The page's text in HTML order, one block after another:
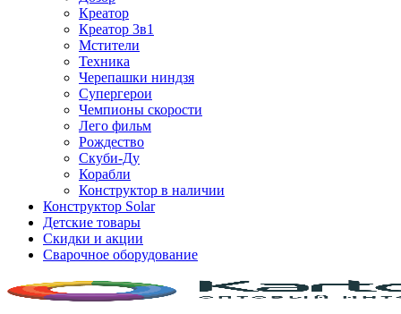
Креатор
Креатор 3в1
Мстители
Техника
Черепашки ниндзя
Супергерои
Чемпионы скорости
Лего фильм
Рождество
Скуби-Ду
Корабли
Конструктор в наличии
Конструктор Solar
Детские товары
Скидки и акции
Сварочное оборудование